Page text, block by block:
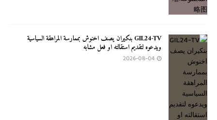
GIL24-TV بنكيران يصف اخنوش بممارسة المراهقة السياسية
ويدعوه لتقديم استقالته او فعل مشابه
2026-08-04